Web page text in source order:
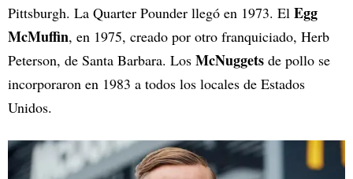
Pittsburgh. La Quarter Pounder llegó en 1973. El Egg
McMuffin, en 1975, creado por otro franquiciado, Herb
Peterson, de Santa Barbara. Los McNuggets de pollo se
incorporaron en 1983 a todos los locales de Estados
Unidos.